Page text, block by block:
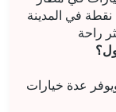
في المدينة